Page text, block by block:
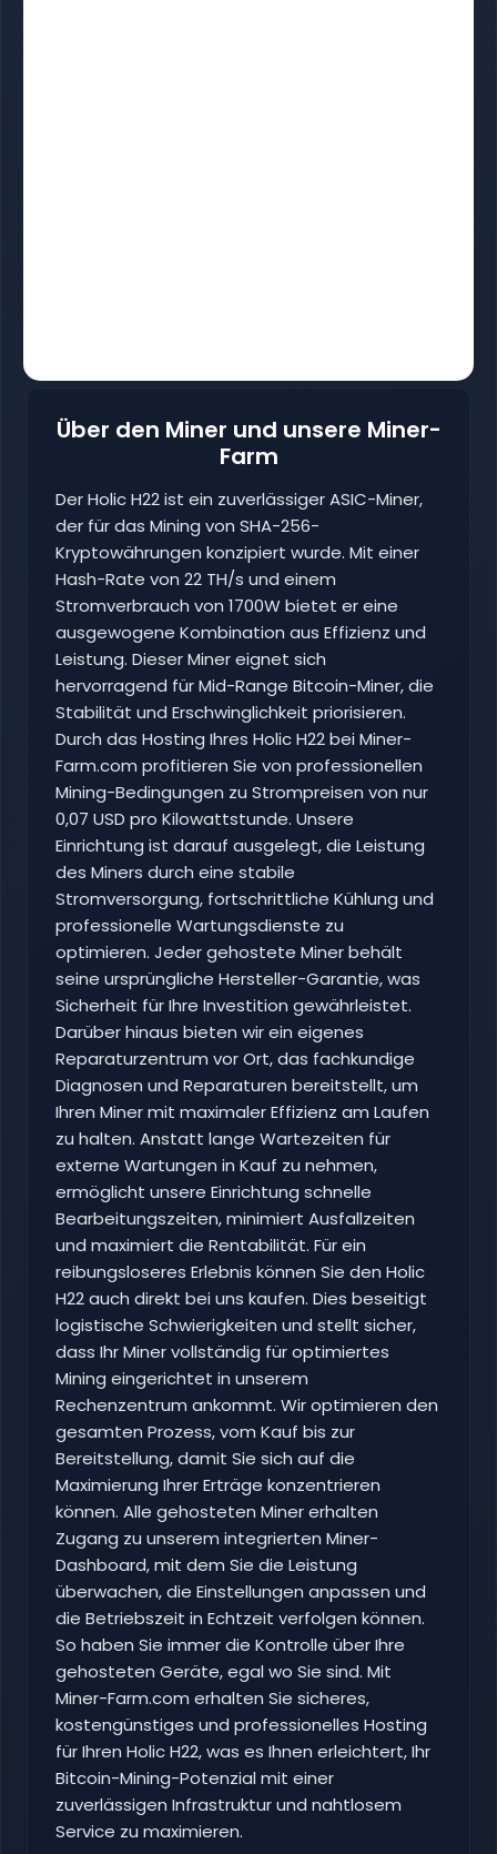
Über den Miner und unsere Miner-
Farm
Der Holic H22 ist ein zuverlässiger ASIC-Miner,
der für das Mining von SHA-256-
Kryptowährungen konzipiert wurde. Mit einer
Hash-Rate von 22 TH/s und einem
Stromverbrauch von 1700W bietet er eine
ausgewogene Kombination aus Effizienz und
Leistung. Dieser Miner eignet sich
hervorragend für Mid-Range Bitcoin-Miner, die
Stabilität und Erschwinglichkeit priorisieren.
Durch das Hosting Ihres Holic H22 bei Miner-
Farm.com profitieren Sie von professionellen
Mining-Bedingungen zu Strompreisen von nur
0,07 USD pro Kilowattstunde. Unsere
Einrichtung ist darauf ausgelegt, die Leistung
des Miners durch eine stabile
Stromversorgung, fortschrittliche Kühlung und
professionelle Wartungsdienste zu
optimieren. Jeder gehostete Miner behält
seine ursprüngliche Hersteller-Garantie, was
Sicherheit für Ihre Investition gewährleistet.
Darüber hinaus bieten wir ein eigenes
Reparaturzentrum vor Ort, das fachkundige
Diagnosen und Reparaturen bereitstellt, um
Ihren Miner mit maximaler Effizienz am Laufen
zu halten. Anstatt lange Wartezeiten für
externe Wartungen in Kauf zu nehmen,
ermöglicht unsere Einrichtung schnelle
Bearbeitungszeiten, minimiert Ausfallzeiten
und maximiert die Rentabilität. Für ein
reibungsloseres Erlebnis können Sie den Holic
H22 auch direkt bei uns kaufen. Dies beseitigt
logistische Schwierigkeiten und stellt sicher,
dass Ihr Miner vollständig für optimiertes
Mining eingerichtet in unserem
Rechenzentrum ankommt. Wir optimieren den
gesamten Prozess, vom Kauf bis zur
Bereitstellung, damit Sie sich auf die
Maximierung Ihrer Erträge konzentrieren
können. Alle gehosteten Miner erhalten
Zugang zu unserem integrierten Miner-
Dashboard, mit dem Sie die Leistung
überwachen, die Einstellungen anpassen und
die Betriebszeit in Echtzeit verfolgen können.
So haben Sie immer die Kontrolle über Ihre
gehosteten Geräte, egal wo Sie sind. Mit
Miner-Farm.com erhalten Sie sicheres,
kostengünstiges und professionelles Hosting
für Ihren Holic H22, was es Ihnen erleichtert, Ihr
Bitcoin-Mining-Potenzial mit einer
zuverlässigen Infrastruktur und nahtlosem
Service zu maximieren.